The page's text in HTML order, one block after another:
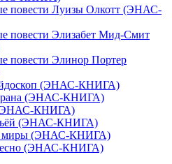
повести Луизы Олкотт (ЭНАС-
повести Элизабет Мид-Смит
повести Элинор Портер
(ЭНАС-КНИГА)
(ЭНАС-КНИГА)
(ЭНАС-КНИГА)
(ЭНАС-КНИГА)
миры (ЭНАС-КНИГА)
(ЭНАС-КНИГА)